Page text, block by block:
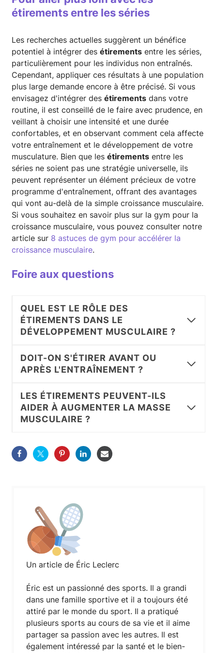
étirements entre les séries
Les recherches actuelles suggèrent un bénéfice
potentiel à intégrer des étirements entre les séries,
particulièrement pour les individus non entraînés.
Cependant, appliquer ces résultats à une population
plus large demande encore à être précisé. Si vous
envisagez d'intégrer des étirements dans votre
routine, il est conseillé de le faire avec prudence, en
veillant à choisir une intensité et une durée
confortables, et en observant comment cela affecte
votre entraînement et le développement de votre
musculature. Bien que les étirements entre les
séries ne soient pas une stratégie universelle, ils
peuvent représenter un élément précieux de votre
programme d'entraînement, offrant des avantages
qui vont au-delà de la simple croissance musculaire.
Si vous souhaitez en savoir plus sur la gym pour la
croissance musculaire, vous pouvez consulter notre
article sur 8 astuces de gym pour accélérer la
croissance musculaire.
Foire aux questions
QUEL EST LE RÔLE DES
ÉTIREMENTS DANS LE
DÉVELOPPEMENT MUSCULAIRE ?
DOIT-ON S'ÉTIRER AVANT OU
APRÈS L'ENTRAÎNEMENT ?
LES ÉTIREMENTS PEUVENT-ILS
AIDER À AUGMENTER LA MASSE
MUSCULAIRE ?
Un article de Éric Leclerc
Éric est un passionné des sports. Il a grandi
dans une famille sportive et il a toujours été
attiré par le monde du sport. Il a pratiqué
plusieurs sports au cours de sa vie et il aime
partager sa passion avec les autres. Il est
également intéressé par la santé et le bien-